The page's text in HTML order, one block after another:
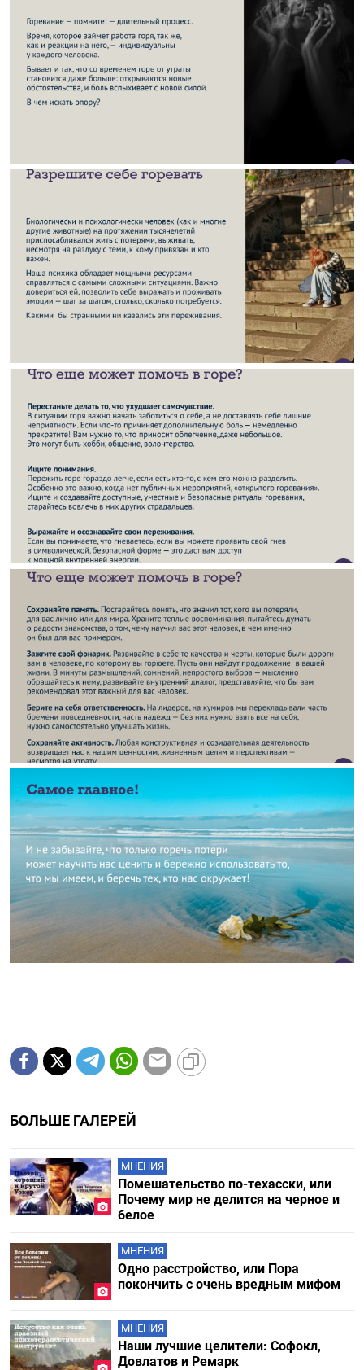
БОЛЬШЕ ГАЛЕРЕЙ
МНЕНИЯ
Помешательство по-техасски, или
Почему мир не делится на черное и
белое
МНЕНИЯ
Одно расстройство, или Пора
покончить с очень вредным мифом
МНЕНИЯ
Наши лучшие целители: Софокл,
Довлатов и Ремарк